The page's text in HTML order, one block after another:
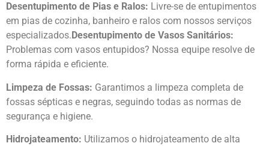
Desentupimento de Pias e Ralos: Livre-se de entupimentos
em pias de cozinha, banheiro e ralos com nossos serviços
especializados. Desentupimento de Vasos Sanitários:
Problemas com vasos entupidos? Nossa equipe resolve de
forma rápida e eficiente.
Limpeza de Fossas: Garantimos a limpeza completa de
fossas sépticas e negras, seguindo todas as normas de
segurança e higiene.
Hidrojateamento: Utilizamos o hidrojateamento de alta